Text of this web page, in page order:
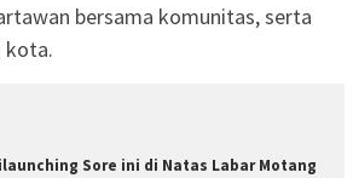
bersama komunitas, serta
kota.
Sore ini di Natas Labar Motang